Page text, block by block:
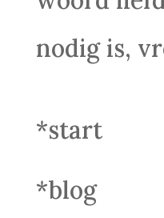
nodig is,
*start
*blog